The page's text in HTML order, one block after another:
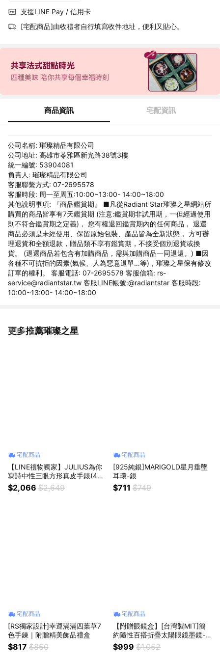
支援LINE Pay / 信用卡
[宅配商品]由收禮者自行填寫收件地址，便利又貼心。
商品資訊 宅配資訊
公司名稱: 璀璨精品有限公司
公司地址: 高雄市苓雅區新光路38號3樓
統一編號: 53904081
負責人: 璀璨精品有限公司
客服聯繫方式: 07-2695578
客服時段: 周一至周五:10:00~13:00- 14:00~18:00
其他說明事項: 『商品鑑賞期』 ■凡從Radiant Star璀璨之星網站所
購買的商品皆享有7天鑑賞期 (注意:鑑賞期非試用期，一但經過使用
則不符合鑑賞期之定義)， 您有權退回鑑賞期內的任何商品， 退還
商品必須是未經使用、保留原始包裝、產品皆為全新狀態， 方可辦
理退貨和全額退款，贈品類不享有鑑賞期，不接受個別退貨或換
貨。 (退還商品若包含有加購商品，需與加購商品一同退還。) ■因
各種不可抗拒的因素(氣候、人為惡意退單…等)，璀璨之星保有修改
訂單的權利。 客服電話: 07-2695578 客服信箱: rs-
service@radiantstar.tw 客服LINE帳號:@radiantstar 客服時段:
10:00~13:00- 14:00~18:00
更多推薦璀璨之星
看更多
宅配商品
【LINE禮物獨家】JULIUS為你
寫詩中性三眼方形真皮手錶(4色
可選)-黑面黑帶/灰面灰帶/白面
黑帶/藍綠面藍綠帶｜贈手錶禮盒
$2,066 $2,649
宅配商品
[925純銀]MARIGOLD星月垂墜
耳環-銀
$711 $749
宅配商品
[RS獨家設計]幸運滿滿四葉草7
色手鍊｜附贈精美飾品禮盒
$817 $860
宅配商品
【附贈眼鏡盒】[台灣製MIT]簡
約隨性百搭折疊太陽眼鏡墨鏡-霧
茶框茶片
$999 $1,052